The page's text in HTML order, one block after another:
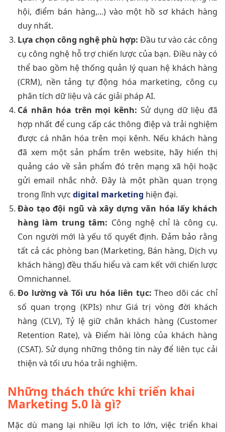
hội, điểm bán hàng,...) vào một hồ sơ khách hàng
duy nhất.
Lựa chọn công nghệ phù hợp: Đầu tư vào các công
cụ công nghệ hỗ trợ chiến lược của bạn. Điều này có
thể bao gồm hệ thống quản lý quan hệ khách hàng
(CRM), nền tảng tự động hóa marketing, công cụ
phân tích dữ liệu và các giải pháp AI.
Cá nhân hóa trên mọi kênh: Sử dụng dữ liệu đã
hợp nhất để cung cấp các thông điệp và trải nghiệm
được cá nhân hóa trên mọi kênh. Nếu khách hàng
đã xem một sản phẩm trên website, hãy hiển thị
quảng cáo về sản phẩm đó trên mạng xã hội hoặc
gửi email nhắc nhở. Đây là một phần quan trọng
trong lĩnh vực digital marketing hiện đại.
Đào tạo đội ngũ và xây dựng văn hóa lấy khách
hàng làm trung tâm: Công nghệ chỉ là công cụ.
Con người mới là yếu tố quyết định. Đảm bảo rằng
tất cả các phòng ban (Marketing, Bán hàng, Dịch vụ
khách hàng) đều thấu hiểu và cam kết với chiến lược
Omnichannel.
Đo lường và Tối ưu hóa liên tục: Theo dõi các chỉ
số quan trọng (KPIs) như Giá trị vòng đời khách
hàng (CLV), Tỷ lệ giữ chân khách hàng (Customer
Retention Rate), và Điểm hài lòng của khách hàng
(CSAT). Sử dụng những thông tin này để liên tục cải
thiện và tối ưu hóa trải nghiệm.
Những thách thức khi triển khai
Marketing 5.0 là gì?
Mặc dù mang lại nhiều lợi ích to lớn, việc triển khai